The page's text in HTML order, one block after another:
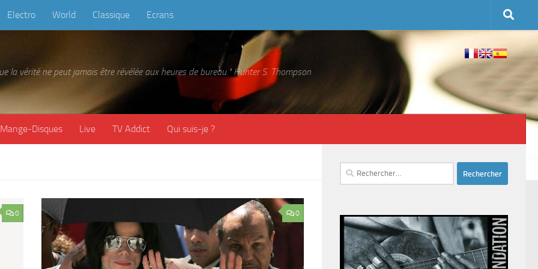
Electro World Classique Ecrans
la vérité ne peut jamais être révélée aux heures de bureau." Hunter S. Thompson
Mange-Disques Live TV Addict Qui suis-je ?
0 0
Rechercher :